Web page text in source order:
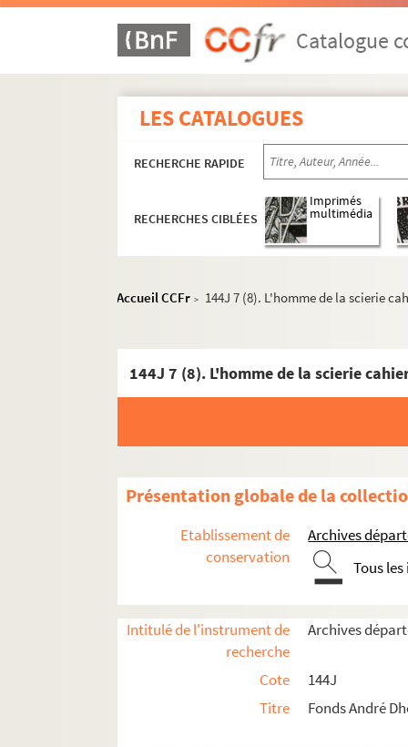
Catalogue
LES CATALOGUES
RECHERCHE RAPIDE
RECHERCHES CIBLÉES
Imprimés
multimédia
Accueil CCFr > 144J 7 (8). L'homme de la scierie
144J 7 (8). L'homme de la scierie
Présentation globale de la
Etablissement de
conservation
Archives
Tous
Intitulé de l'instrument de
recherche
Archives
Cote
144J
Titre
Fonds André
Manuscrits des oeuvres littéraires d'André
144J 2. Nulle part, manuscrit
144J 4. Le Plateau de Mazagran,
144J 5. Ce lieu déshérité,
144J 6. Les Chemins du long
144J 7. L'homme de la scierie,